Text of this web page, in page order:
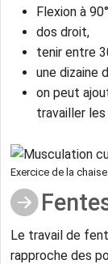
Flexion à
dos droit,
tenir entre
une dizaine
on peut
travailler
Exercice de la
Le travail de
rapproche des